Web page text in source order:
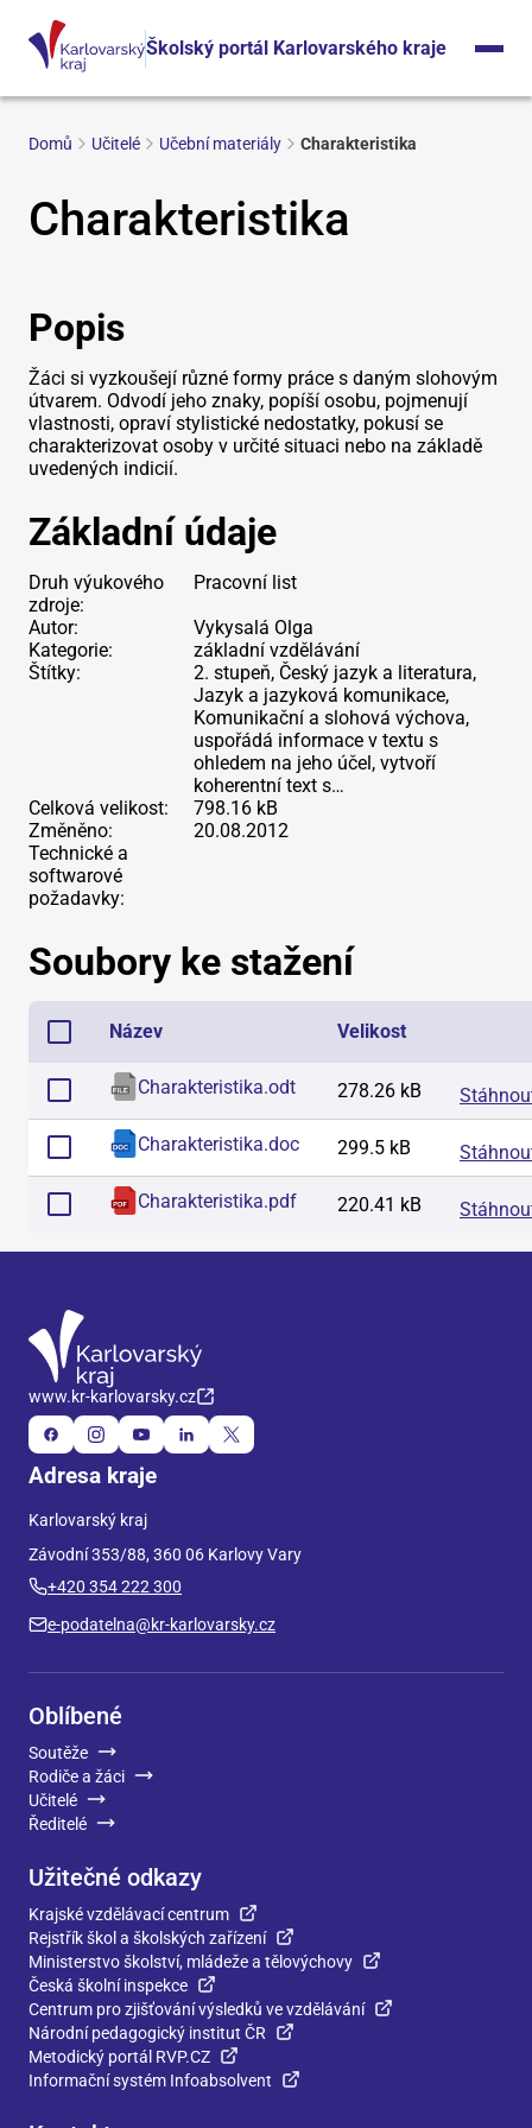
Školský portál Karlovarského kraje
Domů Učitelé Učební materiály Charakteristika
Charakteristika
Popis
Žáci si vyzkoušejí různé formy práce s daným slohovým
útvarem. Odvodí jeho znaky, popíší osobu, pojmenují
vlastnosti, opraví stylistické nedostatky, pokusí se
charakterizovat osoby v určité situaci nebo na základě
uvedených indicií.
Základní údaje
Druh výukového
zdroje:
Pracovní list
Autor:
Vykysalá Olga
Kategorie:
základní vzdělávání
Štítky:
2. stupeň, Český jazyk a literatura,
Jazyk a jazyková komunikace,
Komunikační a slohová výchova,
uspořádá informace v textu s
ohledem na jeho účel, vytvoří
koherentní text s…
Celková velikost:
798.16 kB
Změněno:
20.08.2012
Technické a
softwarové
požadavky:
Soubory ke stažení
Název Velikost
Charakteristika.odt 278.26 kB
Charakteristika.doc 299.5 kB
Charakteristika.pdf 220.41 kB
www.kr-karlovarsky.cz
Adresa kraje
Karlovarský kraj
Závodní 353/88, 360 06 Karlovy Vary
+420 354 222 300
e-podatelna@kr-karlovarsky.cz
Oblíbené
Soutěže
Rodiče a žáci
Učitelé
Ředitelé
Užitečné odkazy
Krajské vzdělávací centrum
Rejstřík škol a školských zařízení
Ministerstvo školství, mládeže a tělovýchovy
Česká školní inspekce
Centrum pro zjišťování výsledků ve vzdělávání
Národní pedagogický institut ČR
Metodický portál RVP.CZ
Informační systém Infoabsolvent